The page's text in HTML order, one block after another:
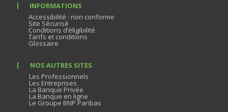
INFORMATIONS
Accessibilité : non conforme
Site Sécurisé
Conditions d’éligibilité
Tarifs et conditions
Glossaire
NOS AUTRES SITES
Les Professionnels
Les Entreprises
La Banque Privée
La Banque en ligne
Le Groupe BNP Paribas